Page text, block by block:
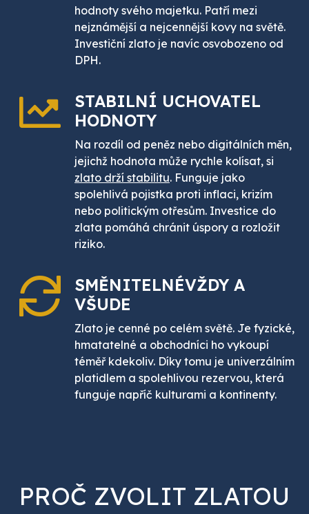
hodnoty svého majetku. Patří mezi
nejznámější a nejcennější kovy na světě.
Investiční zlato je navíc osvobozeno od
DPH.
STABILNÍ UCHOVATEL
HODNOTY
Na rozdíl od peněz nebo digitálních měn,
jejichž hodnota může rychle kolísat, si
zlato drží stabilitu. Funguje jako
spolehlivá pojistka proti inflaci, krizím
nebo politickým otřesům. Investice do
zlata pomáhá chránit úspory a rozložit
riziko.
SMĚNITELNÉVŽDY A
VŠUDE
Zlato je cenné po celém světě. Je fyzické,
hmatatelné a obchodníci ho vykoupí
téměř kdekoliv. Díky tomu je univerzálním
platidlem a spolehlivou rezervou, která
funguje napříč kulturami a kontinenty.
PROČ ZVOLIT ZLATOU